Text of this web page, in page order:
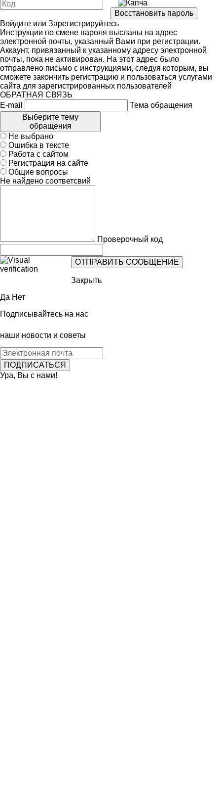
Войдите или Зарегистрируйтесь
Инструкции по смене пароля высланы на адрес
электронной почты, указанный Вами при регистрации.
Аккаунт, привязанный к указанному адресу электронной
почты, пока не активирован. На этот адрес было
отправлено письмо с инструкциями, следуя которым, вы
сможете закончить регистрацию и пользоваться услугами
сайта для зарегистрированных пользователей
ОБРАТНАЯ СВЯЗЬ
E-mail
Тема обращения
Выберите тему
обращения
Не выбрано
Ошибка в тексте
Работа с сайтом
Регистрация на сайте
Общие вопросы
Не найдено соответсвий
Проверочный код
Закрыть
Да Нет
Подписывайтесь на нас
наши новости и советы
Ура, Вы с нами!